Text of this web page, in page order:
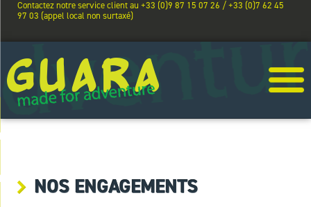
Contactez notre service client au +33 (0)9 87 15 07 26 / +33 (0)7 62 45
97 03 (appel local non surtaxé)
NOS ENGAGEMENTS